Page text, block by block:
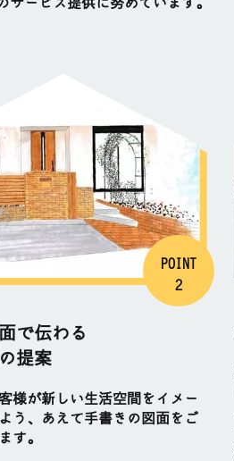
POINT
2
で伝わる
提案
様が新しい生活空間をイメー
う、あえて手書きの図面をご
す。